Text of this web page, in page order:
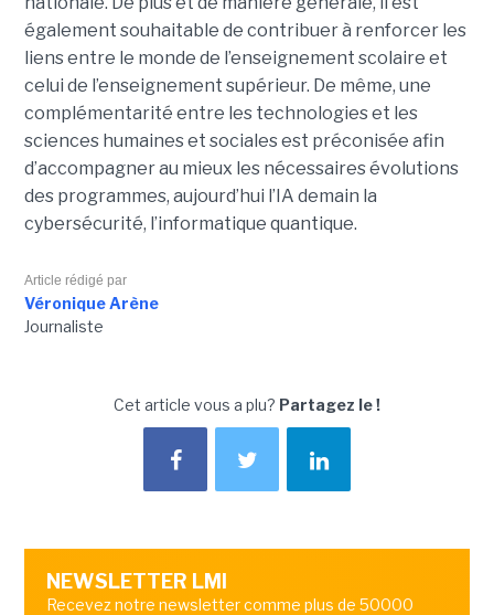
également souhaitable de contribuer à renforcer les
liens entre le monde de l’enseignement scolaire et
celui de l’enseignement supérieur. De même, une
complémentarité entre les technologies et les
sciences humaines et sociales est préconisée afin
d’accompagner au mieux les nécessaires évolutions
des programmes, aujourd’hui l’IA demain la
cybersécurité, l’informatique quantique.
Article rédigé par
Véronique Arène
Journaliste
Cet article vous a plu? Partagez le !
NEWSLETTER LMI
Recevez notre newsletter comme plus de 50000